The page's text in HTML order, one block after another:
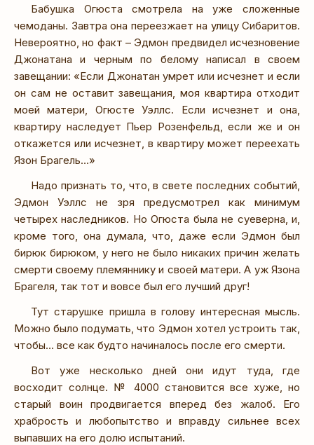
Бабушка Огюста смотрела на уже сложенные
чемоданы. Завтра она переезжает на улицу Сибаритов.
Невероятно, но факт – Эдмон предвидел исчезновение
Джонатана и черным по белому написал в своем
завещании: «Если Джонатан умрет или исчезнет и если
он сам не оставит завещания, моя квартира отходит
моей матери, Огюсте Уэллс. Если исчезнет и она,
квартиру наследует Пьер Розенфельд, если же и он
откажется или исчезнет, в квартиру может переехать
Язон Брагель…»
Надо признать то, что, в свете последних событий,
Эдмон Уэллс не зря предусмотрел как минимум
четырех наследников. Но Огюста была не суеверна, и,
кроме того, она думала, что, даже если Эдмон был
бирюк бирюком, у него не было никаких причин желать
смерти своему племяннику и своей матери. А уж Язона
Брагеля, так тот и вовсе был его лучший друг!
Тут старушке пришла в голову интересная мысль.
Можно было подумать, что Эдмон хотел устроить так,
чтобы… все как будто начиналось после его смерти.
Вот уже несколько дней они идут туда, где
восходит солнце. № 4000 становится все хуже, но
старый воин продвигается вперед без жалоб. Его
храбрость и любопытство и вправду сильнее всех
выпавших на его долю испытаний.